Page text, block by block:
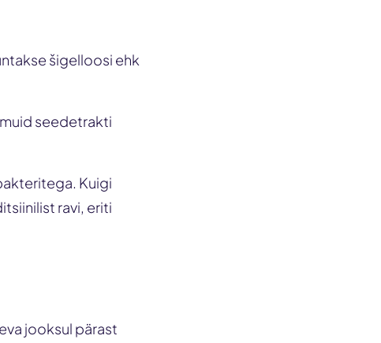
šigelloosi ehk
seedetrakti
Kuigi
ravi, eriti
jooksul pärast